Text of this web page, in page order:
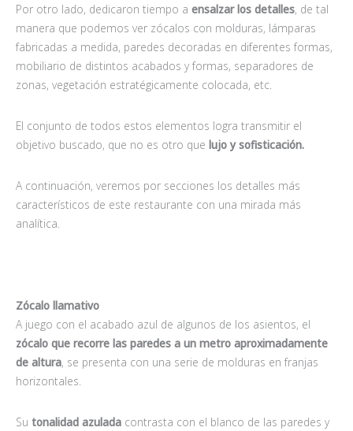
Por otro lado, dedicaron tiempo a ensalzar los detalles, de tal
manera que podemos ver zócalos con molduras, lámparas
fabricadas a medida, paredes decoradas en diferentes formas,
mobiliario de distintos acabados y formas, separadores de
zonas, vegetación estratégicamente colocada, etc.
El conjunto de todos estos elementos logra transmitir el
objetivo buscado, que no es otro que lujo y sofisticación.
A continuación, veremos por secciones los detalles más
característicos de este restaurante con una mirada más
analítica.
Zócalo llamativo
A juego con el acabado azul de algunos de los asientos, el
zócalo que recorre las paredes a un metro aproximadamente
de altura, se presenta con una serie de molduras en franjas
horizontales.
Su tonalidad azulada contrasta con el blanco de las paredes y